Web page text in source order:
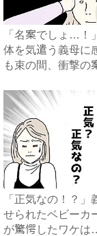
「名案でしょ…！
体を気遣う義母に
も束の間、衝撃の
「正気なの！？」
せられたベビーカ
が驚愕したワケは